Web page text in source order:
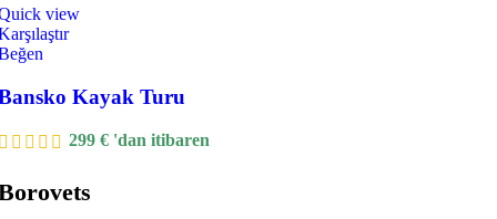
view
Kayak Turu
299 € 'dan itibaren